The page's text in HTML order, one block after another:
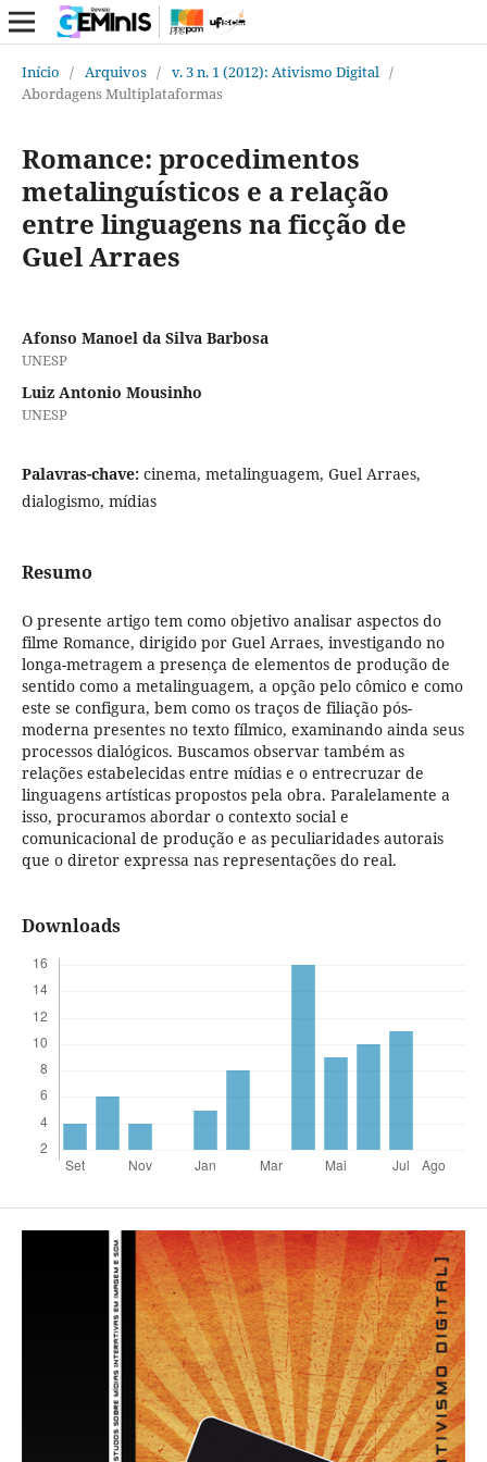
Início / Arquivos / v. 3 n. 1 (2012): Ativismo Digital /
Abordagens Multiplataformas
Romance: procedimentos
metalinguísticos e a relação
entre linguagens na ficção de
Guel Arraes
Afonso Manoel da Silva Barbosa
UNESP
Luiz Antonio Mousinho
UNESP
Palavras-chave: cinema, metalinguagem, Guel Arraes,
dialogismo, mídias
Resumo
O presente artigo tem como objetivo analisar aspectos do
filme Romance, dirigido por Guel Arraes, investigando no
longa-metragem a presença de elementos de produção de
sentido como a metalinguagem, a opção pelo cômico e como
este se configura, bem como os traços de filiação pós-
moderna presentes no texto fílmico, examinando ainda seus
processos dialógicos. Buscamos observar também as
relações estabelecidas entre mídias e o entrecruzar de
linguagens artísticas propostos pela obra. Paralelamente a
isso, procuramos abordar o contexto social e
comunicacional de produção e as peculiaridades autorais
que o diretor expressa nas representações do real.
Downloads